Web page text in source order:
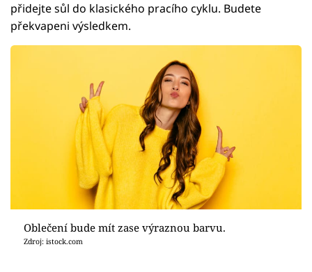
přidejte sůl do klasického pracího cyklu. Budete
překvapeni výsledkem.
Oblečení bude mít zase výraznou barvu.
Zdroj: istock.com